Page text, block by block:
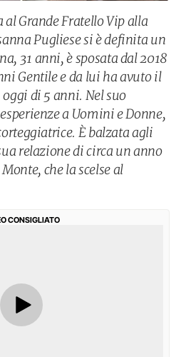
Grande Fratello Vip alla
Pugliese si è definita un
31 anni, è sposata dal 2018
Gentile e da lui ha avuto il
di 5 anni. Nel suo
a Uomini e Donne,
È balzata agli
relazione di circa un anno
che la scelse al
CONSIGLIATO